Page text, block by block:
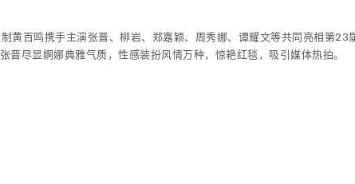
黄百鸣携手主演张晋、柳岩、郑嘉颖、周秀娜、谭耀文等共同亮相第
尽显婀娜典雅气质，性感装扮风情万种，惊艳红毯，吸引媒体热拍。